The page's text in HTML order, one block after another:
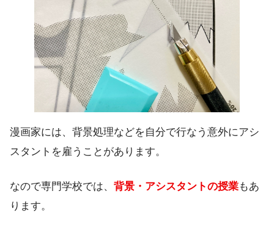
漫画家には、背景処理などを自分で行なう意外にアシ
スタントを雇うことがあります。
なので専門学校では、 背景・アシスタントの授業もあ
ります。